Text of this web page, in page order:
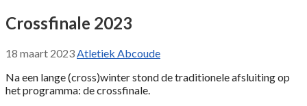
Crossfinale 2023
18 maart 2023 Atletiek Abcoude
Na een lange (cross)winter stond de traditionele afsluiting op
het programma: de crossfinale.